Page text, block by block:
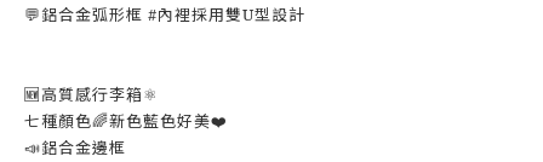
💬鋁合金弧形框 #內裡採用雙U型設計
🆕高質感行李箱⚛️
七種顏色🌈新色藍色好美❤️
📣鋁合金邊框